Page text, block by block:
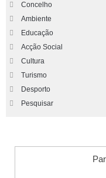
Concelho
Ambiente
Educação
Acção Social
Cultura
Turismo
Desporto
Pesquisar